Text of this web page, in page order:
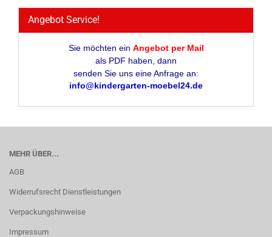
Angebot Service!
Sie möchten ein Angebot per Mail
als PDF haben, dann
senden Sie uns eine Anfrage an:
info@kindergarten-moebel24.de
MEHR ÜBER...
AGB
Widerrufsrecht Dienstleistungen
Verpackungshinweise
Impressum